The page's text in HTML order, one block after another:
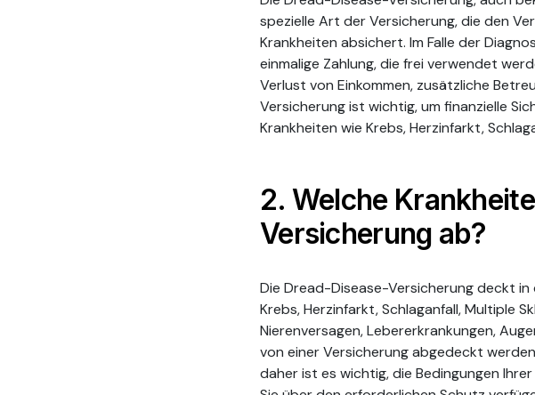
spezielle Art der Versicherung, die den
Krankheiten absichert. Im Falle der
einmalige Zahlung, die frei verwendet
Verlust von Einkommen, zusätzliche
Versicherung ist wichtig, um finanzielle
Krankheiten wie Krebs, Herzinfarkt,
2. Welche
Versicherung ab?
Die Dread-Disease-Versicherung deckt
Krebs, Herzinfarkt, Schlaganfall, Multiple
Nierenversagen, Lebererkrankungen,
von einer Versicherung abgedeckt
daher ist es wichtig, die Bedingungen